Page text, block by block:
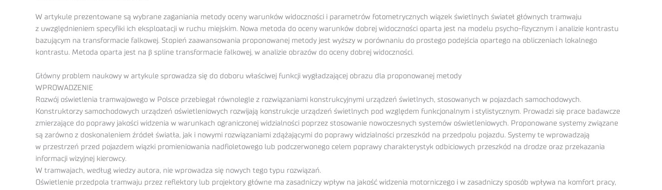
W artykule prezentowane są wybrane zaganiania metody oceny warunków widoczności i parametrów fotometrycznych wiązek świetlnych świateł głównych tramwaju
z uwzględnieniem specyfiki ich eksploatacji w ruchu miejskim. Nowa metoda do oceny warunków dobrej widoczności oparta jest na modelu psycho-fizycznym i analizie kontrastu
bazującym na transformacie falkowej. Stopień zaawansowania proponowanej metody jest wyższy w porównaniu do prostego podejścia opartego na obliczeniach lokalnego
kontrastu. Metoda oparta jest na β spline transformacie falkowej, w analizie obrazów do oceny dobrej widoczności.
Główny problem naukowy w artykule sprowadza się do doboru właściwej funkcji wygładzającej obrazu dla proponowanej metody
WPROWADZENIE
Rozwój oświetlenia tramwajowego w Polsce przebiegał równolegle z rozwiązaniami konstrukcyjnymi urządzeń świetlnych, stosowanych w pojazdach samochodowych.
Konstruktorzy samochodowych urządzeń oświetleniowych rozwijają konstrukcje urządzeń świetlnych pod względem funkcjonalnym i stylistycznym. Prowadzi się prace badawcze
zmierzające do poprawy jakości widzenia w warunkach ograniczonej widzialności poprzez stosowanie nowoczesnych systemów oświetleniowych. Proponowane systemy związane
są zarówno z doskonaleniem źródeł światła, jak i nowymi rozwiązaniami zdążającymi do poprawy widzialności przeszkód na przedpolu pojazdu. Systemy te wprowadzają
w przestrzeń przed pojazdem wiązki promieniowania nadfioletowego lub podczerwonego celem poprawy charakterystyk odbiciowych przeszkód na drodze oraz przekazania
informacji wizyjnej kierowcy.
W tramwajach, według wiedzy autora, nie wprowadza się nowych tego typu rozwiązań.
Oświetlenie przedpola tramwaju przez reflektory lub projektory główne ma zasadniczy wpływ na jakość widzenia motorniczego i w zasadniczy sposób wpływa na komfort pracy,